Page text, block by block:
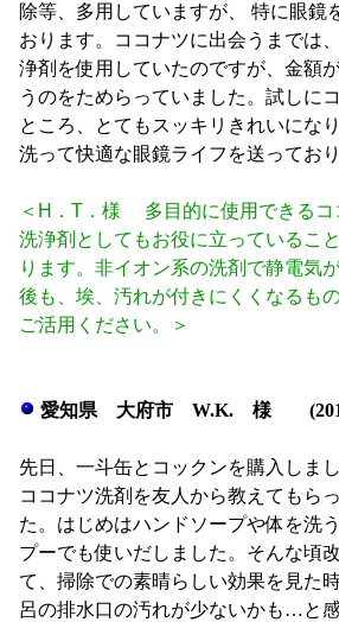
除等、多用していますが、 特に眼鏡
おります。ココナツに出会うまでは
浄剤を使用していたのですが、金額
うのをためらっていました。試しに
ところ、とてもスッキリきれいにな
洗って快適な眼鏡ライフを送っており
＜H．T．様 多目的に使用できるコ
洗浄剤としてもお役に立っているこ
ります。非イオン系の洗剤で静電気
後も、埃、汚れが付きにくくなるも
ご活用ください。＞
愛知県 大府市 W.K. 様
先日、一斗缶とコックンを購入しま
ココナツ洗剤を友人から教えてもら
た。はじめはハンドソープや体を洗
プーでも使いだしました。そんな頃
て、掃除での素晴らしい効果を見た
呂の排水口の汚れが少ないかも…と